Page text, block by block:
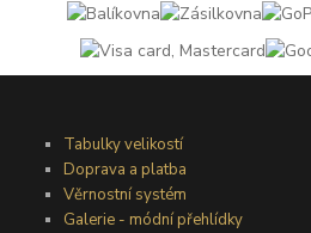
Tabulky velikostí
Doprava a platba
Věrnostní systém
Galerie - módní přehlídky